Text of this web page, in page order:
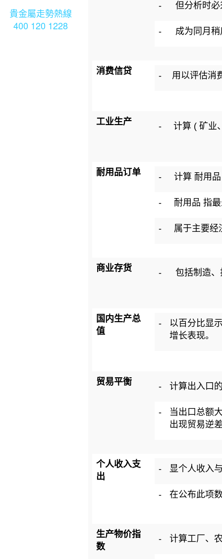
- 但分析时
- 成为同月
消费信贷 - 用以评估消
工业生产 - 计算 ( 矿业
耐用品订单 - 计算 耐用
- 耐用品 指
- 属于主要经
商业存货 - 包括制造
国内生产总
值
-
以百分比显
增长表现。
贸易平衡 - 计算出入口
-
当出口总额
出现贸易逆
个人收入支
出
- 显个人收入
- 在公布此项
生产物价指
数
- 计算工厂、
貴金屬走勢熱線
400 120 1228